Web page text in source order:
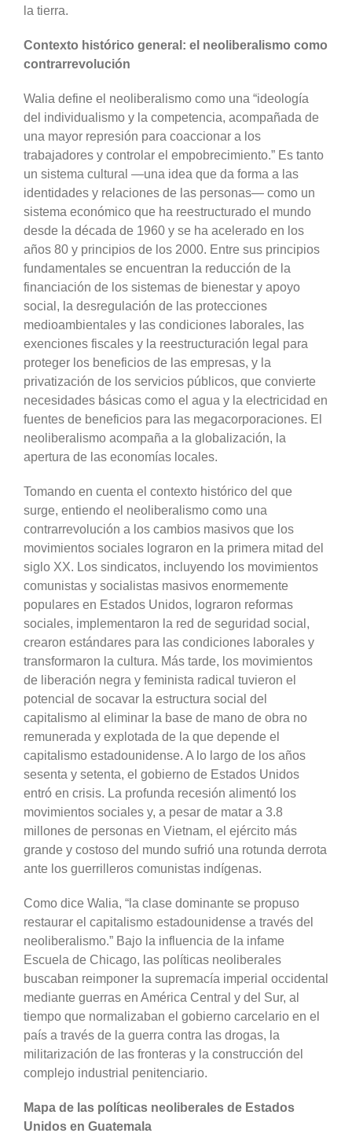
la tierra.
Contexto histórico general: el neoliberalismo como
contrarrevolución
Walia define el neoliberalismo como una “ideología
del individualismo y la competencia, acompañada de
una mayor represión para coaccionar a los
trabajadores y controlar el empobrecimiento.” Es tanto
un sistema cultural —una idea que da forma a las
identidades y relaciones de las personas— como un
sistema económico que ha reestructurado el mundo
desde la década de 1960 y se ha acelerado en los
años 80 y principios de los 2000. Entre sus principios
fundamentales se encuentran la reducción de la
financiación de los sistemas de bienestar y apoyo
social, la desregulación de las protecciones
medioambientales y las condiciones laborales, las
exenciones fiscales y la reestructuración legal para
proteger los beneficios de las empresas, y la
privatización de los servicios públicos, que convierte
necesidades básicas como el agua y la electricidad en
fuentes de beneficios para las megacorporaciones. El
neoliberalismo acompaña a la globalización, la
apertura de las economías locales.
Tomando en cuenta el contexto histórico del que
surge, entiendo el neoliberalismo como una
contrarrevolución a los cambios masivos que los
movimientos sociales lograron en la primera mitad del
siglo XX. Los sindicatos, incluyendo los movimientos
comunistas y socialistas masivos enormemente
populares en Estados Unidos, lograron reformas
sociales, implementaron la red de seguridad social,
crearon estándares para las condiciones laborales y
transformaron la cultura. Más tarde, los movimientos
de liberación negra y feminista radical tuvieron el
potencial de socavar la estructura social del
capitalismo al eliminar la base de mano de obra no
remunerada y explotada de la que depende el
capitalismo estadounidense. A lo largo de los años
sesenta y setenta, el gobierno de Estados Unidos
entró en crisis. La profunda recesión alimentó los
movimientos sociales y, a pesar de matar a 3.8
millones de personas en Vietnam, el ejército más
grande y costoso del mundo sufrió una rotunda derrota
ante los guerrilleros comunistas indígenas.
Como dice Walia, “la clase dominante se propuso
restaurar el capitalismo estadounidense a través del
neoliberalismo.” Bajo la influencia de la infame
Escuela de Chicago, las políticas neoliberales
buscaban reimponer la supremacía imperial occidental
mediante guerras en América Central y del Sur, al
tiempo que normalizaban el gobierno carcelario en el
país a través de la guerra contra las drogas, la
militarización de las fronteras y la construcción del
complejo industrial penitenciario.
Mapa de las políticas neoliberales de Estados
Unidos en Guatemala